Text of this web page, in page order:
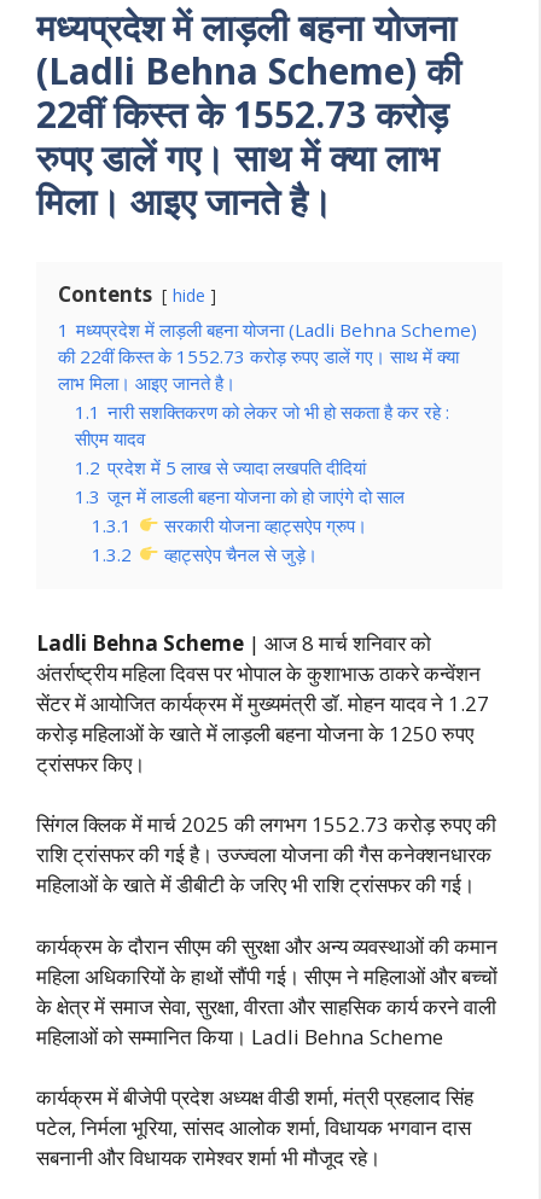
मध्यप्रदेश में लाड़ली बहना योजना
(Ladli Behna Scheme) की
22वीं किस्त के 1552.73 करोड़
रुपए डालें गए। साथ में क्या लाभ
मिला। आइए जानते है।
Contents hide
1 मध्यप्रदेश में लाड़ली बहना योजना (Ladli Behna Scheme)
की 22वीं किस्त के 1552.73 करोड़ रुपए डालें गए। साथ में क्या
लाभ मिला। आइए जानते है।
1.1 नारी सशक्तिकरण को लेकर जो भी हो सकता है कर रहे :
सीएम यादव
1.2 प्रदेश में 5 लाख से ज्यादा लखपति दीदियां
1.3 जून में लाडली बहना योजना को हो जाएंगे दो साल
1.3.1
सरकारी योजना व्हाट्सऐप ग्रुप।
1.3.2
व्हाट्सऐप चैनल से जुड़े।
Ladli Behna Scheme | आज 8 मार्च शनिवार को
अंतर्राष्ट्रीय महिला दिवस पर भोपाल के कुशाभाऊ ठाकरे कन्वेंशन
सेंटर में आयोजित कार्यक्रम में मुख्यमंत्री डॉ. मोहन यादव ने 1.27
करोड़ महिलाओं के खाते में लाड़ली बहना योजना के 1250 रुपए
ट्रांसफर किए।
सिंगल क्लिक में मार्च 2025 की लगभग 1552.73 करोड़ रुपए की
राशि ट्रांसफर की गई है। उज्ज्वला योजना की गैस कनेक्शनधारक
महिलाओं के खाते में डीबीटी के जरिए भी राशि ट्रांसफर की गई।
कार्यक्रम के दौरान सीएम की सुरक्षा और अन्य व्यवस्थाओं की कमान
महिला अधिकारियों के हाथों सौंपी गई। सीएम ने महिलाओं और बच्चों
के क्षेत्र में समाज सेवा, सुरक्षा, वीरता और साहसिक कार्य करने वाली
महिलाओं को सम्मानित किया। Ladli Behna Scheme
कार्यक्रम में बीजेपी प्रदेश अध्यक्ष वीडी शर्मा, मंत्री प्रहलाद सिंह
पटेल, निर्मला भूरिया, सांसद आलोक शर्मा, विधायक भगवान दास
सबनानी और विधायक रामेश्वर शर्मा भी मौजूद रहे।